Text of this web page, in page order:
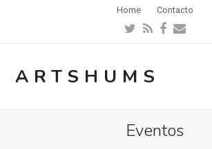
Home Contacto
Twitter
RSSFacebook
Email
ARTSHUMS
Eventos